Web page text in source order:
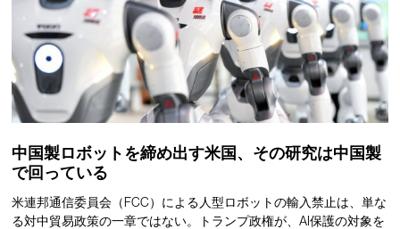
中国製ロボットを締め出す米国、その研究は中国製
で回っている
米連邦通信委員会（FCC）による人型ロボットの輸入禁止は、単な
る対中貿易政策の一章ではない。トランプ政権が、AI保護の対象を